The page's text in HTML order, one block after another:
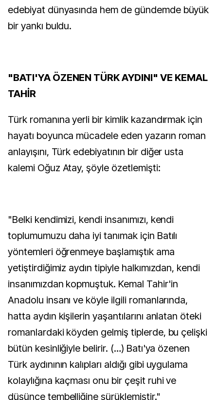
edebiyat dünyasında hem de gündemde büyük
bir yankı buldu.
"BATI'YA ÖZENEN TÜRK AYDINI" VE KEMAL
TAHİR
Türk romanına yerli bir kimlik kazandırmak için
hayatı boyunca mücadele eden yazarın roman
anlayışını, Türk edebiyatının bir diğer usta
kalemi Oğuz Atay, şöyle özetlemişti:
"Belki kendimizi, kendi insanımızı, kendi
toplumumuzu daha iyi tanımak için Batılı
yöntemleri öğrenmeye başlamıştık ama
yetiştirdiğimiz aydın tipiyle halkımızdan, kendi
insanımızdan kopmuştuk. Kemal Tahir'in
Anadolu insanı ve köyle ilgili romanlarında,
hatta aydın kişilerin yaşantılarını anlatan öteki
romanlardaki köyden gelmiş tiplerde, bu çelişki
bütün kesinliğiyle belirir. (…) Batı'ya özenen
Türk aydınının kalıpları aldığı gibi uygulama
kolaylığına kaçması onu bir çeşit ruhi ve
düşünce tembelliğine sürüklemiştir."